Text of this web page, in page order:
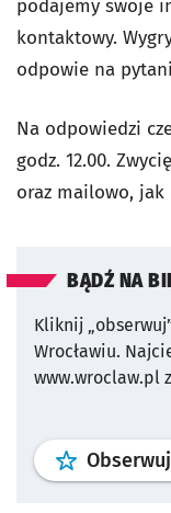
podajemy swoje
kontaktowy.
odpowie na
Na odpowiedzi
godz. 12.00.
oraz mailowo, jak
BĄDŹ NA
Kliknij
Wrocławiu.
www.wroclaw.pl
Obserwuj